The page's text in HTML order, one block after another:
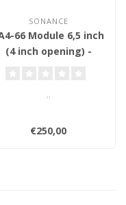
SONANCE
66 Module 6,5 inch
(4 inch opening) -
..
€250,00